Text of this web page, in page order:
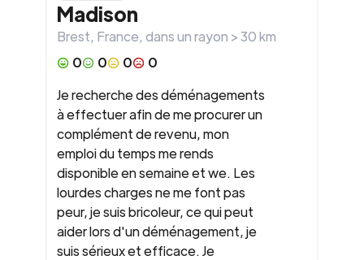
Madison
Brest, France, dans un rayon >30km
0
0 0
0
Je recherche des déménagements
à effectuer afin de me procurer un
complément de revenu, mon
emploi du temps me rends
disponible en semaine et we. Les
lourdes charges ne me font pas
peur, je suis bricoleur, ce qui peut
aider lors d'un déménagement, je
suis sérieux et efficace. Je